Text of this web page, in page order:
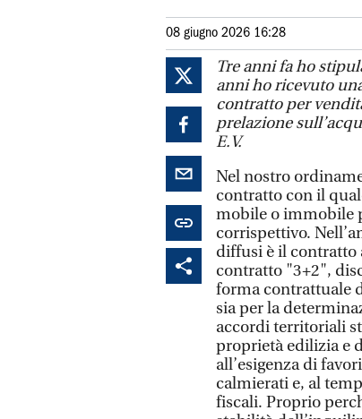
08 giugno 2026 16:28
Tre anni fa ho
anni ho ricevuto
contratto per
prelazione
E.V.
Nel nostro
contratto con il
mobile o immobile
corrispettivo.
diffusi è il contratto
contratto "3+2",
forma contrattuale
sia per la
accordi territoriali
proprietà edilizia e
all’esigenza di
calmierati e, al
fiscali. Proprio